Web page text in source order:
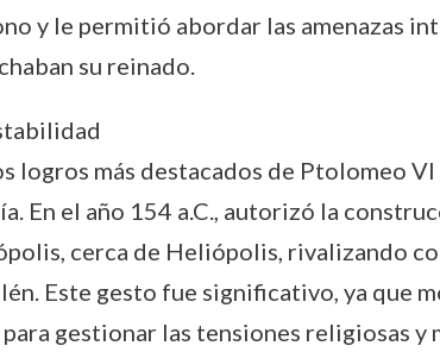
y le permitió abordar las amenazas
su reinado.
logros más destacados de Ptolomeo VI
En el año 154 a.C., autorizó la
cerca de Heliópolis, rivalizando
Este gesto fue significativo, ya que
gestionar las tensiones religiosas y